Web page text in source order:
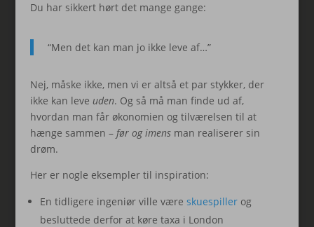
Du har sikkert hørt det mange gange:
“Men det kan man jo ikke leve af…”
Nej, måske ikke, men vi er altså et par stykker, der
ikke kan leve uden. Og så må man finde ud af,
hvordan man får økonomien og tilværelsen til at
hænge sammen – før og imensman realiserer sin
drøm.
Her er nogle eksempler til inspiration:
En tidligere ingeniør ville være skuespillerog
besluttede derfor at køre taxa i London